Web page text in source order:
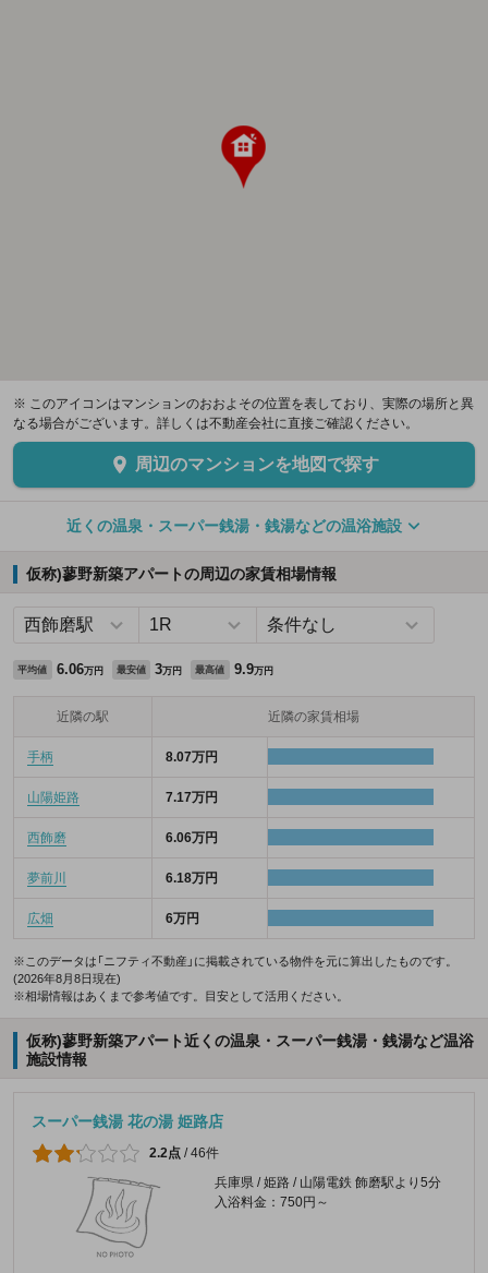
※ このアイコンはマンションのおおよその位置を表しており、実際の場所と異
なる場合がございます。詳しくは不動産会社に直接ご確認ください。
周辺のマンションを地図で探す
近くの温泉・スーパー銭湯・銭湯などの温浴施設
仮称)蓼野新築アパートの周辺の家賃相場情報
平均値 6.06万円 最安値 3万円 最高値 9.9万円
近隣の駅 近隣の家賃相場
手柄 8.07万円
山陽姫路 7.17万円
西飾磨 6.06万円
夢前川 6.18万円
広畑 6万円
※このデータは「ニフティ不動産」に掲載されている物件を元に算出したものです。
(2026年8月8日現在)
※相場情報はあくまで参考値です。目安として活用ください。
仮称)蓼野新築アパート近くの温泉・スーパー銭湯・銭湯など温浴
施設情報
スーパー銭湯 花の湯 姫路店
2.2点 /46件
兵庫県 / 姫路 / 山陽電鉄 飾磨駅より5分
入浴料金：750円～